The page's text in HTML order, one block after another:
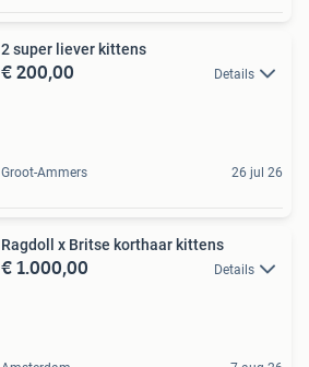
2 super liever kittens
€ 200,00 Details
Groot-Ammers 26 jul 26
Ragdoll x Britse korthaar kittens
€ 1.000,00 Details